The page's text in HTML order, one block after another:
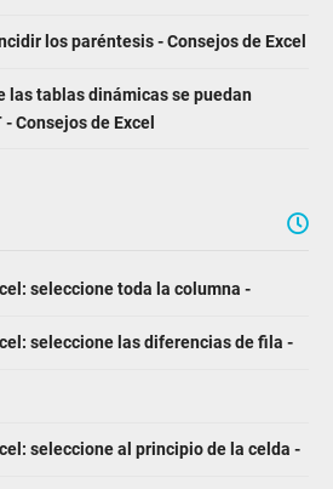
los paréntesis - Consejos de Excel
las tablas dinámicas se puedan
Consejos de Excel
seleccione toda la columna -
seleccione las diferencias de fila -
seleccione al principio de la celda -